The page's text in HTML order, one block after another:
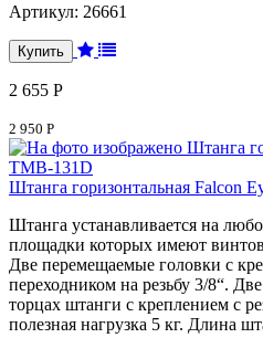
Артикул: 26661
2 655 Р
2 950 Р
Штанга горизонтальная Falcon
Штанга устанавливается на
площадки которых имеют
Две перемещаемые головки с
переходником на резьбу 3/8“.
торцах штанги с креплением с
полезная нагрузка 5 кг. Длина